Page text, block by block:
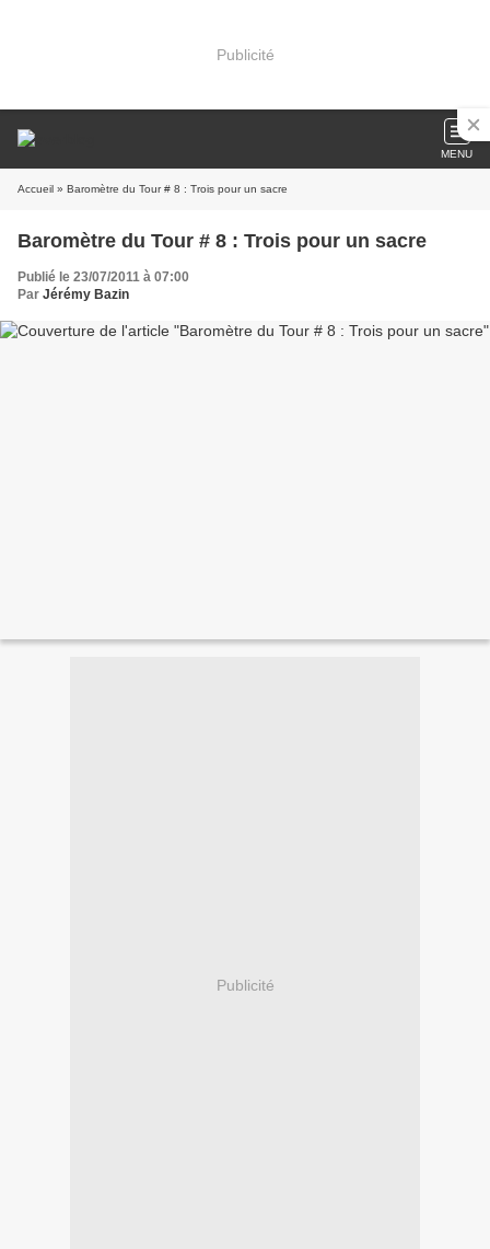
Publicité
MENU
Accueil » Baromètre du Tour # 8 : Trois pour un sacre
Baromètre du Tour # 8 : Trois pour un sacre
Publié le 23/07/2011 à 07:00
Par Jérémy Bazin
Publicité